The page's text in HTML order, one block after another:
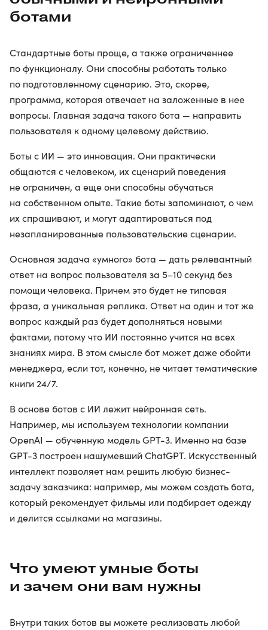
ботами
Стандартные боты проще, а также ограниченнее
по функционалу. Они способны работать только
по подготовленному сценарию. Это, скорее,
программа, которая отвечает на заложенные в нее
вопросы. Главная задача такого бота — направить
пользователя к одному целевому действию.
Боты с ИИ — это инновация. Они практически
общаются с человеком, их сценарий поведения
не ограничен, а еще они способны обучаться
на собственном опыте. Такие боты запоминают, о чем
их спрашивают, и могут адаптироваться под
незапланированные пользовательские сценарии.
Основная задача «умного» бота — дать релевантный
ответ на вопрос пользователя за 5–10 секунд без
помощи человека. Причем это будет не типовая
фраза, а уникальная реплика. Ответ на один и тот же
вопрос каждый раз будет дополняться новыми
фактами, потому что ИИ постоянно учится на всех
знаниях мира. В этом смысле бот может даже обойти
менеджера, если тот, конечно, не читает тематические
книги 24/7.
В основе ботов с ИИ лежит нейронная сеть.
Например, мы используем технологии компании
OpenAI — обученную модель GPT-3. Именно на базе
GPT-3 построен нашумевший ChatGPT. Искусственный
интеллект позволяет нам решить любую бизнес-
задачу заказчика: например, мы можем создать бота,
который рекомендует фильмы или подбирает одежду
и делится ссылками на магазины.
Что умеют умные боты
и зачем они вам нужны
Внутри таких ботов вы можете реализовать любой